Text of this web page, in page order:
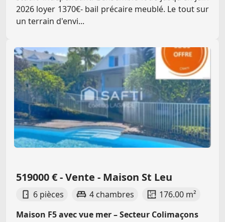
2026 loyer 1370€- bail précaire meublé. Le tout sur
un terrain d'envi...
519000 € - Vente - Maison St Leu
6 pièces 4 chambres
176.00 m²
Maison F5 avec vue mer – Secteur Colimaçons